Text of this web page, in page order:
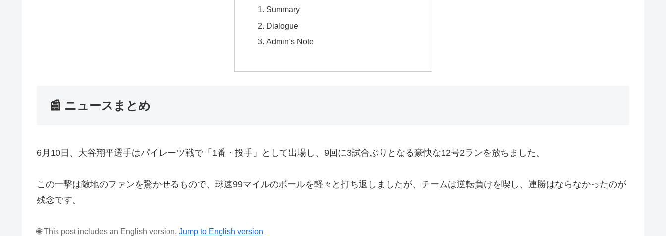
Summary
Dialogue
Admin’s Note
📰 ニュースまとめ
6月10日、大谷翔平選手はパイレーツ戦で「1番・投手」として出場し、9回に3試合ぶりとなる豪快な12号2ランを放ちました。
この一撃は敵地のファンを驚かせるもので、球速99マイルのボールを軽々と打ち返しましたが、チームは逆転負けを喫し、連勝はならなかったのが
残念です。
🌐 This post includes an English version. Jump to English version